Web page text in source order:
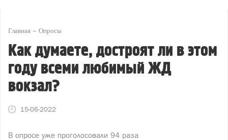
Главная Опросы
Как думаете, достроят ли в этом
году всеми любимый ЖД
вокзал?
15-06-2022
В опросе уже проголосовали 94 раза